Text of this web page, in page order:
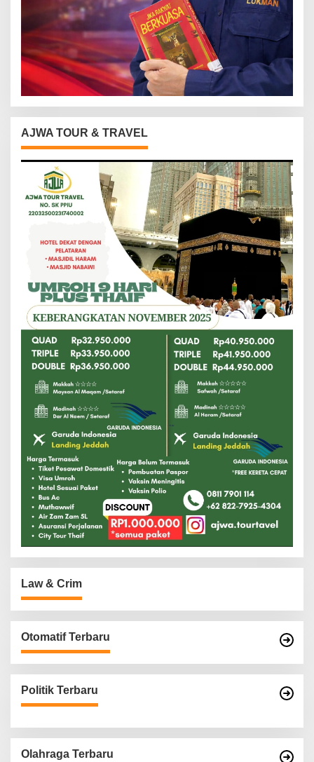
AJWA TOUR & TRAVEL
Law & Crim
Otomatif Terbaru
Politik Terbaru
Olahraga Terbaru